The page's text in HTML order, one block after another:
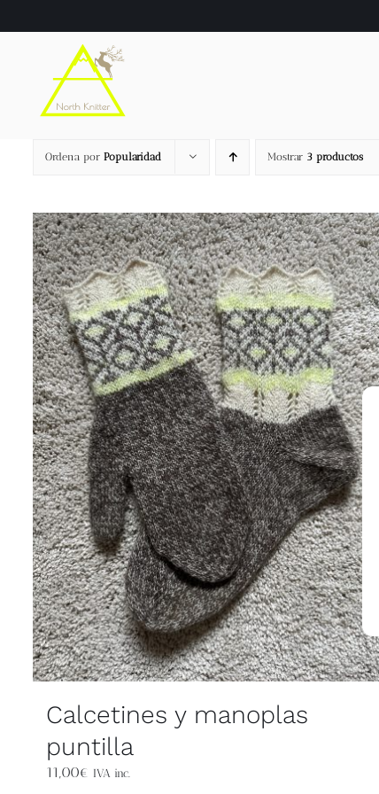
al
Ordena por Popularidad Mostrar 3 productos
Calcetines y manoplas
puntilla
11,00€ IVA inc.